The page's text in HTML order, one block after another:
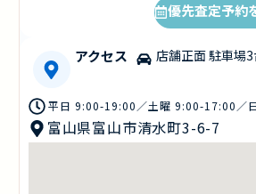
優先査定予約
アクセス 店舗正面 駐車場3
平日 9:00-19:00／土曜 9:00-17:00／
富山県富山市清水町3-6-7